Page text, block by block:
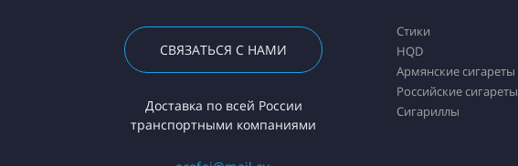
СВЯЗАТЬСЯ С НАМИ
Доставка по всей России
транспортными компаниями
Стики
HQD
Армянские сигареты
Российские сигареты
Сигариллы